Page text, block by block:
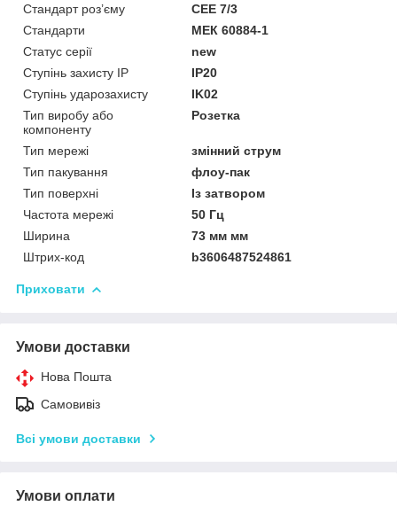
Стандарт роз’єму
CEE 7/3
Стандарти
МЕК 60884-1
Статус серії
new
Ступінь захисту IP
IP20
Ступінь ударозахисту
IK02
Тип виробу або
компоненту
Розетка
Тип мережі
змінний струм
Тип пакування
флоу-пак
Тип поверхні
Із затвором
Частота мережі
50 Гц
Ширина
73 мм мм
Штрих-код
b3606487524861
Приховати
Умови доставки
Нова Пошта
Самовивіз
Всі умови доставки
Умови оплати